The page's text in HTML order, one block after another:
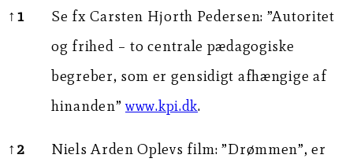
Fodnoter:
↑ 1
Se fx Carsten Hjorth Pedersen: ”Autoritet
og frihed – to centrale pædagogiske
begreber, som er gensidigt afhængige af
hinanden” www.kpi.dk.
↑2 Niels Arden Oplevs film: ”Drømmen”, er